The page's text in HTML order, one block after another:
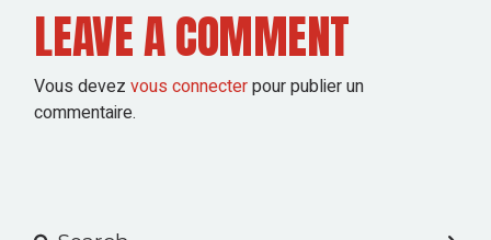
LEAVE A COMMENT
Vous devezvous connecterpour publier un
commentaire.